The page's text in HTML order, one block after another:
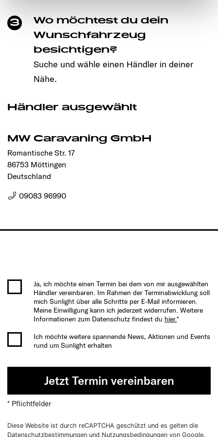
den störungsfreien Betrieb der Webseite und die
Ermöglichung der Seitennavigation erforderlich sind.
3
Wo möchtest du dein
Wunschfahrzeug
besichtigen?
Suche und wähle einen Händler in deiner
Nähe.
Händler ausgewählt
MW Caravaning GmbH
Romantische Str. 17
86753 Möttingen
Deutschland
09083 96990
Ja, ich möchte einen Termin bei dem von mir ausgewählten
Händler vereinbaren. Im Rahmen der Terminabwicklung soll
mich Sunlight über alle Schritte per E-Mail informieren.
Meine Einwilligung kann ich jederzeit widerrufen. Weitere
Informationen zum Datenschutz findest du hier.*
Ich möchte weitere spannende News, Aktionen und Events
rund um Sunlight erhalten
Jetzt Termin vereinbaren
* Pflichtfelder
Diese Website ist durch reCAPTCHA geschützt und es gelten die
Datenschutzbestimmungen und Nutzungsbedingungen von Google.